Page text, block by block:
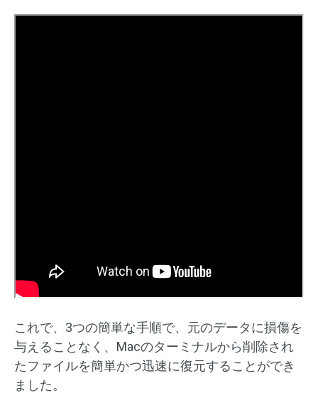
これで、3つの簡単な手順で、元のデータに損傷を
与えることなく、Macのターミナルから削除され
たファイルを簡単かつ迅速に復元することができ
ました。